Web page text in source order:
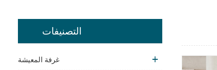
التصنيفات
غرفة المعيشة